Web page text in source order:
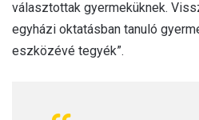
választottak gyermeküknek.
egyházi oktatásban tanuló
eszközévé tegyék”.